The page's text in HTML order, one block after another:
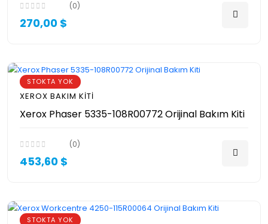
(0)
270,00 $
STOKTA YOK
XEROX BAKIM KITI
Xerox Phaser 5335-108R00772 Orijinal Bakım Kiti
(0)
453,60 $
STOKTA YOK